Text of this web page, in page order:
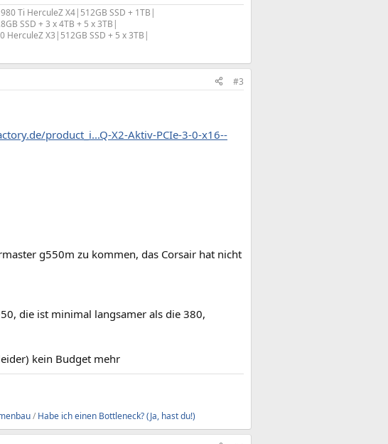
Ti HerculeZ X4|512GB SSD + 1TB|
SSD + 3 x 4TB + 5 x 3TB|
HerculeZ X3|512GB SSD + 5 x 3TB|
#3
product_i...Q-X2-Aktiv-PCIe-3-0-x16--
g550m zu kommen, das Corsair hat nicht
die ist minimal langsamer als die 380,
kein Budget mehr
/ Habe ich einen Bottleneck? (Ja, hast du!)